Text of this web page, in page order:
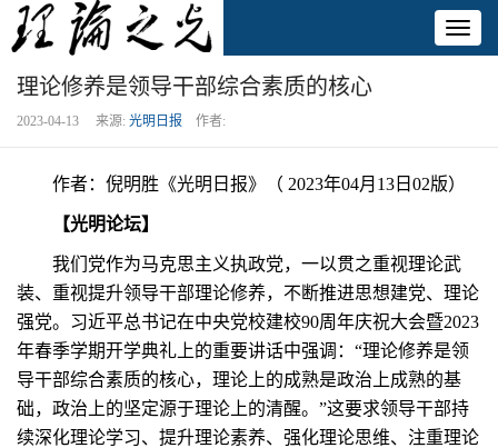
理论修养是领导干部综合素质的核心
2023-04-13 来源: 光明日报 作者:
作者：倪明胜《光明日报》（ 2023年04月13日02版）
【光明论坛】
我们党作为马克思主义执政党，一以贯之重视理论武
装、重视提升领导干部理论修养，不断推进思想建党、理论
强党。习近平总书记在中央党校建校90周年庆祝大会暨2023
年春季学期开学典礼上的重要讲话中强调：“理论修养是领
导干部综合素质的核心，理论上的成熟是政治上成熟的基
础，政治上的坚定源于理论上的清醒。”这要求领导干部持
续深化理论学习、提升理论素养、强化理论思维、注重理论